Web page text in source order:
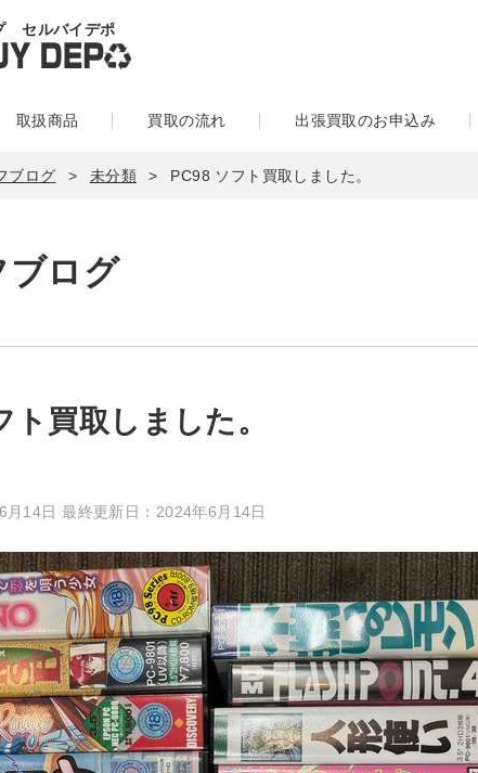
セルバイデポ
取扱商品 買取の流れ 出張買取のお申込み
ブログ 未分類 PC98 ソフト買取しました。
ブログ
ト買取しました。
14日 最終更新日： 2024年6月14日